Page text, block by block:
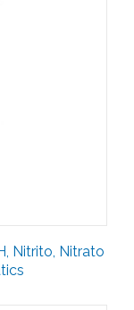
Nitrito, Nitrato